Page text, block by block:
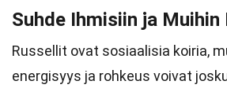
Suhde Ihmisiin ja Muihin
Russellit ovat sosiaalisia koiria,
energisyys ja rohkeus voivat